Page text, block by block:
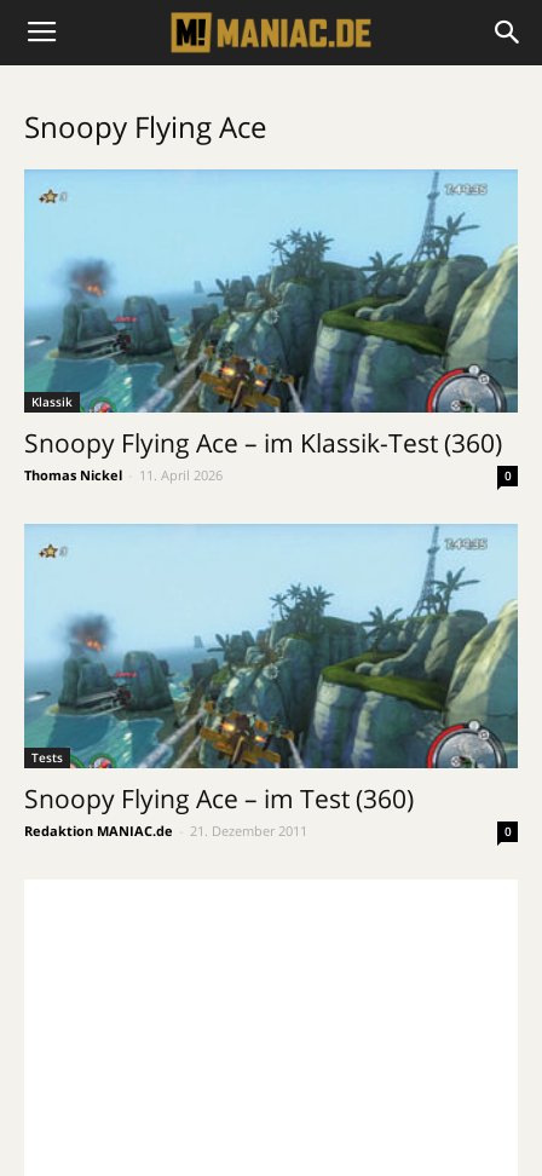
Snoopy Flying Ace
Klassik
Snoopy Flying Ace – im Klassik-Test (360)
Thomas Nickel 11. April 2026 0
Tests
Snoopy Flying Ace – im Test (360)
Redaktion MANIAC.de 21. Dezember 2011 0